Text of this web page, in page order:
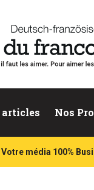
articles Nos
Votre média 100%